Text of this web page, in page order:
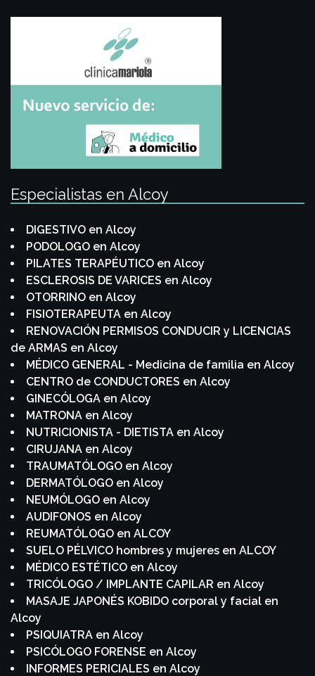
Especialistas en Alcoy
DIGESTIVO en Alcoy
PODOLOGO en Alcoy
PILATES TERAPÉUTICO en Alcoy
ESCLEROSIS DE VARICES en Alcoy
OTORRINO en Alcoy
FISIOTERAPEUTA en Alcoy
RENOVACIÓN PERMISOS CONDUCIR y LICENCIAS
de ARMAS en Alcoy
MÉDICO GENERAL - Medicina de familia en Alcoy
CENTRO de CONDUCTORES en Alcoy
GINECÓLOGA en Alcoy
MATRONA en Alcoy
NUTRICIONISTA - DIETISTA en Alcoy
CIRUJANA en Alcoy
TRAUMATÓLOGO en Alcoy
DERMATÓLOGO en Alcoy
NEUMÓLOGO en Alcoy
AUDIFONOS en Alcoy
REUMATÓLOGO en ALCOY
SUELO PÉLVICO hombres y mujeres en ALCOY
MÉDICO ESTÉTICO en Alcoy
TRICÓLOGO / IMPLANTE CAPILAR en Alcoy
MASAJE JAPONÉS KOBIDO corporal y facial en
Alcoy
PSIQUIATRA en Alcoy
PSICÓLOGO FORENSE en Alcoy
INFORMES PERICIALES en Alcoy